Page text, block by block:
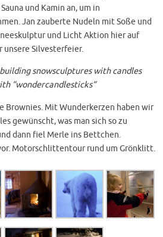
und Kamin an, um in
Jan zauberte Nudeln mit Soße und
und Licht Aktion hier auf
unsere Silvesterfeier.
snowsculptures with candles
“wondercandlesticks“
Brownies. Mit Wunderkerzen haben wir
gewünscht, was man sich so zu
dann fiel Merle ins Bettchen.
Motorschlittentour rund um Grönklitt.